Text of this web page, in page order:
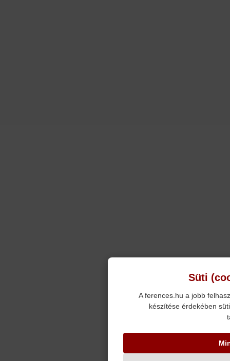
Süti
A ferences.hu a jobb
készítése érdekében